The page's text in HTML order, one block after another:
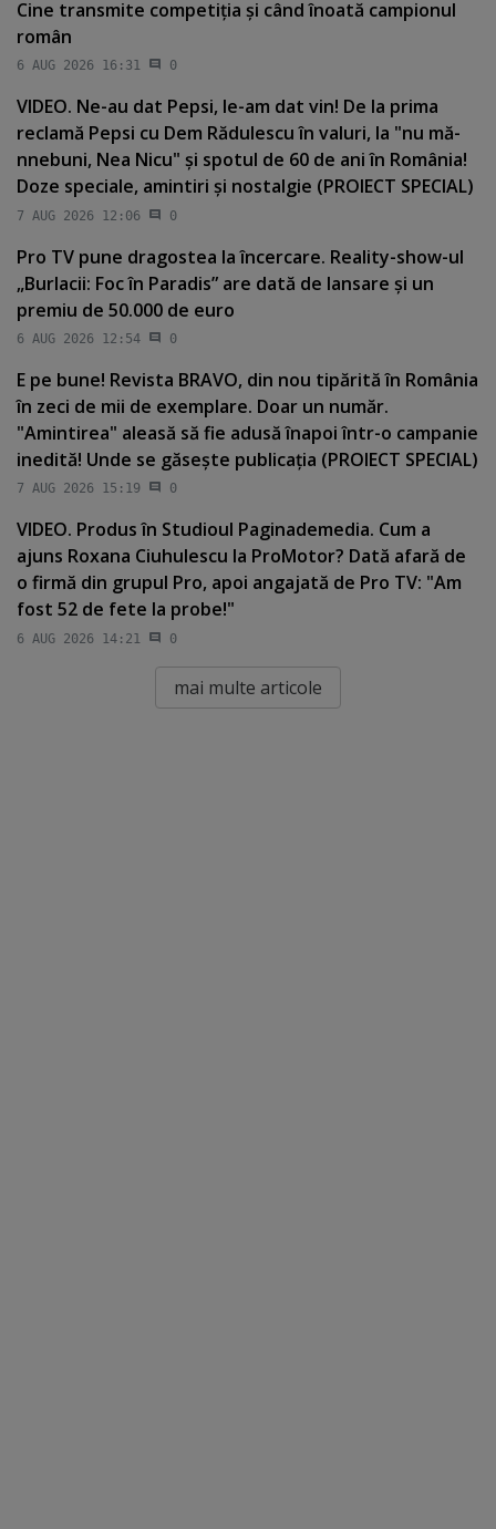
Cine transmite competiţia şi când înoată campionul
român
6 AUG 2026 16:31 0
VIDEO. Ne-au dat Pepsi, le-am dat vin! De la prima
reclamă Pepsi cu Dem Rădulescu în valuri, la "nu mă-
nnebuni, Nea Nicu" şi spotul de 60 de ani în România!
Doze speciale, amintiri şi nostalgie (PROIECT SPECIAL)
7 AUG 2026 12:06 0
Pro TV pune dragostea la încercare. Reality-show-ul
„Burlacii: Foc în Paradis” are dată de lansare şi un
premiu de 50.000 de euro
6 AUG 2026 12:54 0
E pe bune! Revista BRAVO, din nou tipărită în România
în zeci de mii de exemplare. Doar un număr.
"Amintirea" aleasă să fie adusă înapoi într-o campanie
inedită! Unde se găseşte publicaţia (PROIECT SPECIAL)
7 AUG 2026 15:19 0
VIDEO. Produs în Studioul Paginademedia. Cum a
ajuns Roxana Ciuhulescu la ProMotor? Dată afară de
o firmă din grupul Pro, apoi angajată de Pro TV: "Am
fost 52 de fete la probe!"
6 AUG 2026 14:21 0
mai multe articole